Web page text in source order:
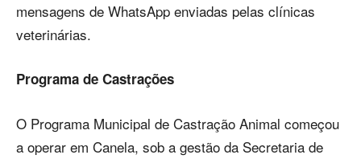
mensagens de WhatsApp enviadas pelas clínicas
veterinárias.
Programa de Castrações
O Programa Municipal de Castração Animal começou
a operar em Canela, sob a gestão da Secretaria de